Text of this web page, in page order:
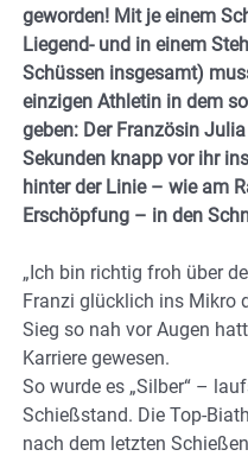
geworden! Mit je einem
Liegend- und in einem
Schüssen insgesamt)
einzigen Athletin in dem
geben: Der Französin
Sekunden knapp vor ihr
hinter der Linie – wie am
Erschöpfung – in den
„Ich bin richtig froh über
Franzi glücklich ins Mikro
Sieg so nah vor Augen
Karriere gewesen.
So wurde es „Silber“ –
Schießstand. Die Top-
nach dem letzten